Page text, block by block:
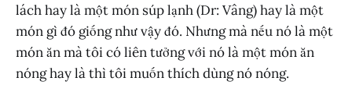
lách hay là một món súp lạnh (Dr: Vâng) hay là một
món gì đó giống như vậy đó. Nhưng mà nếu nó là một
món ăn mà tôi có liên tưởng với nó là một món ăn
nóng hay là thì tôi muốn thích dùng nó nóng.